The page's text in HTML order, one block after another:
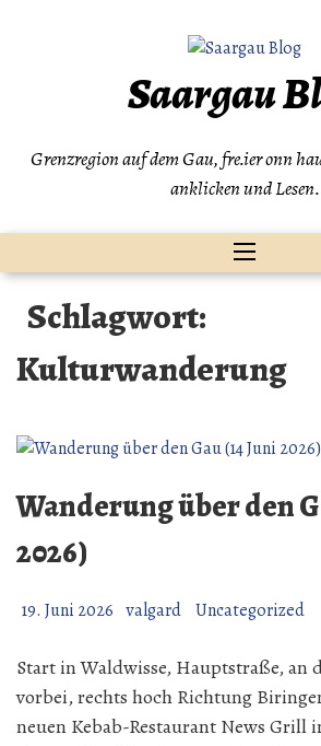
Saargau
Grenzregion auf dem Gau, fre.ier onn
anklicken und Lesen.
Schlagwort:
Kulturwanderung
Wanderung über den
2026)
19. Juni 2026 valgard Uncategorized
Start in Waldwisse, Hauptstraße, an
vorbei, rechts hoch Richtung
neuen Kebab-Restaurant News Grill